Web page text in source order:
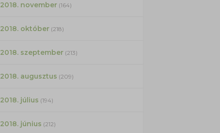
2018. november(164)
2018. október(218)
2018. szeptember(213)
2018. augusztus (209)
2018. július (194)
2018. június (212)